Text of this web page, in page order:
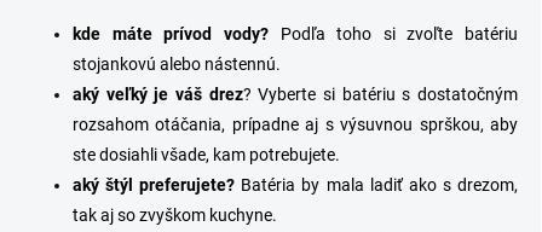
kde máte prívod vody?Podľa toho si zvoľte batériu
stojankovú alebo nástennú.
aký veľký je váš drez? Vyberte si batériu s dostatočným
rozsahom otáčania, prípadne aj s výsuvnou sprškou, aby
ste dosiahli všade, kam potrebujete.
aký štýl preferujete? Batéria by mala ladiť ako s drezom,
tak aj so zvyškom kuchyne.